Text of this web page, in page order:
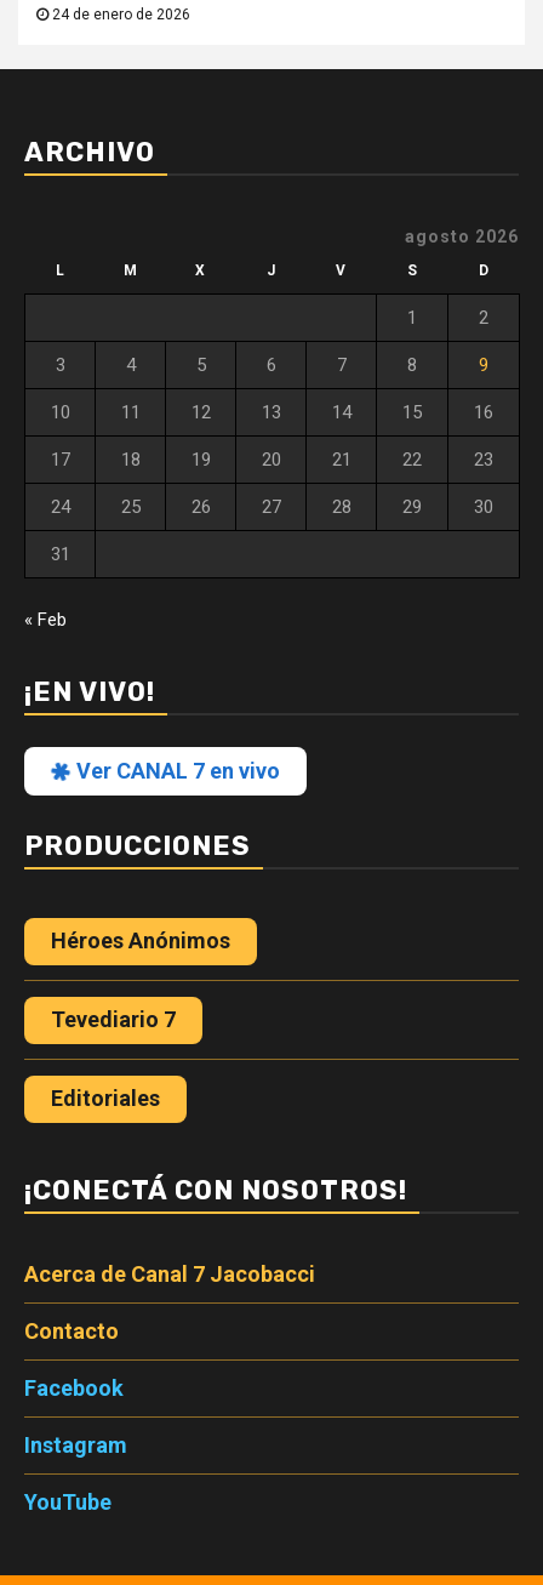
24 de enero de 2026
ARCHIVO
agosto 2026
L M X J V S D
1 2
3 4 5 6 7 8 9
10 11 12 13 14 15 16
17 18 19 20 21 22 23
24 25 26 27 28 29 30
31
« Feb
¡EN VIVO!
Ver CANAL 7 en vivo
PRODUCCIONES
Héroes Anónimos
Tevediario 7
Editoriales
¡CONECTÁ CON NOSOTROS!
Acerca de Canal 7 Jacobacci
Contacto
Facebook
Instagram
YouTube